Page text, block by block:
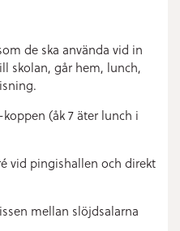
de ska använda vid in
skolan, går hem, lunch,
(åk 7 äter lunch i
vid pingishallen och direkt
mellan slöjdsalarna